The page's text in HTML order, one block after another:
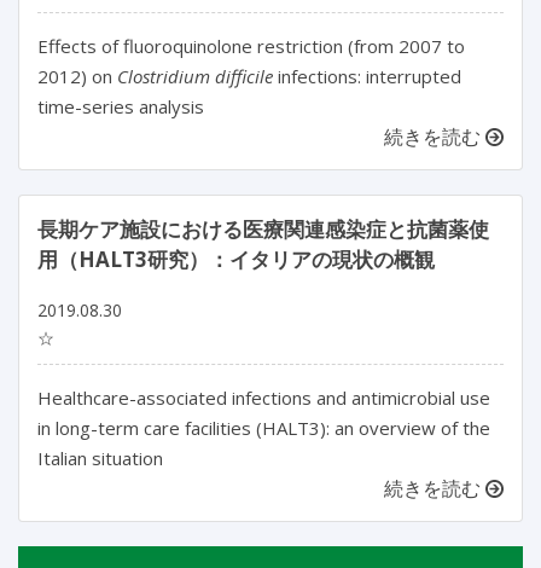
Effects of fluoroquinolone restriction (from 2007 to
2012) on Clostridium difficile infections: interrupted
time-series analysis
続きを読む
長期ケア施設における医療関連感染症と抗菌薬使
用（HALT3研究）：イタリアの現状の概観
2019.08.30
☆
Healthcare-associated infections and antimicrobial use
in long-term care facilities (HALT3): an overview of the
Italian situation
続きを読む